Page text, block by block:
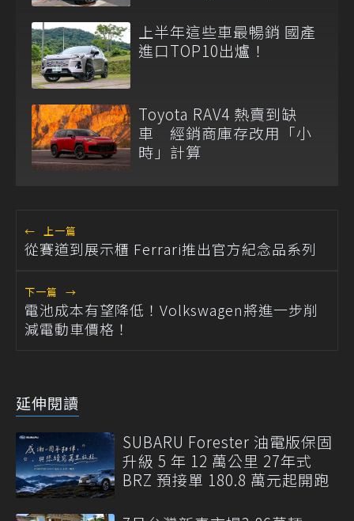
上半年這些車最暢銷 國產
進口TOP10出爐！
Toyota RAV4 熱賣到缺
車 經銷商庫存改用「小
時」計算
← 上一篇
從賽道到展示櫃 Ferrari推出官方紀念品系列
下一篇 →
電池成本有望降低！Volkswagen將進一步削
減電動車價格！
延伸閱讀
SUBARU Forester 油電版保固
升級 5 年 12 萬公里 27年式
BRZ 預接單 180.8 萬元起開跑